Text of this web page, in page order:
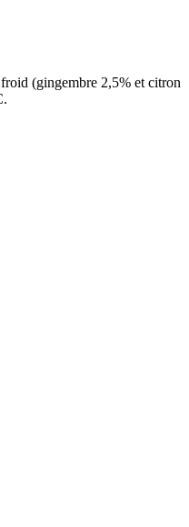
(gingembre 2,5% et citron